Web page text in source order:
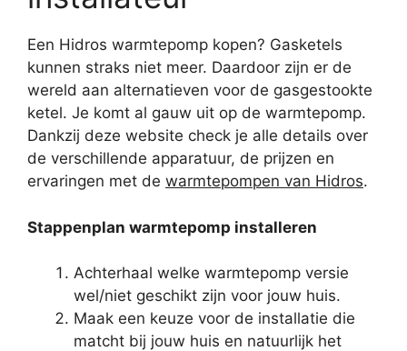
Een Hidros warmtepomp kopen? Gasketels
kunnen straks niet meer. Daardoor zijn er de
wereld aan alternatieven voor de gasgestookte
ketel. Je komt al gauw uit op de warmtepomp.
Dankzij deze website check je alle details over
de verschillende apparatuur, de prijzen en
ervaringen met de warmtepompen van Hidros.
Stappenplan warmtepomp installeren
Achterhaal welke warmtepomp versie
wel/niet geschikt zijn voor jouw huis.
Maak een keuze voor de installatie die
matcht bij jouw huis en natuurlijk het